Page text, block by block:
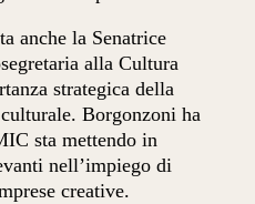
anche la Senatrice
alla Cultura
strategica della
Borgonzoni ha
sta mettendo in
nell’impiego di
creative.